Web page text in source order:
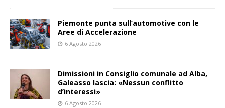
Piemonte punta sull’automotive con le
Aree di Accelerazione
6 Agosto 2026
Dimissioni in Consiglio comunale ad Alba,
Galeasso lascia: «Nessun conflitto
d’interessi»
6 Agosto 2026